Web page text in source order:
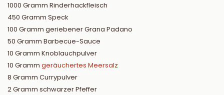
1000 Gramm Rinderhackfleisch
450 Gramm Speck
100 Gramm geriebener Grana Padano
50 Gramm Barbecue-Sauce
10 Gramm Knoblauchpulver
10 Gramm geräuchertes Meersalz
8 Gramm Currypulver
2 Gramm schwarzer Pfeffer